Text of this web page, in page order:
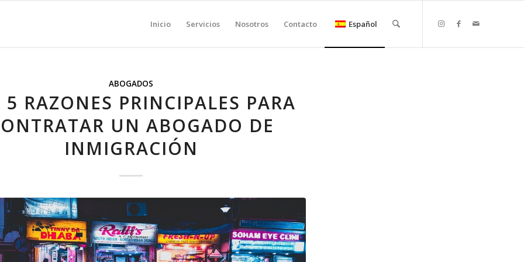
Inicio Servicios Nosotros Contacto Español
ABOGADOS
5 RAZONES PRINCIPALES PARA
UN ABOGADO DE
INMIGRACIÓN